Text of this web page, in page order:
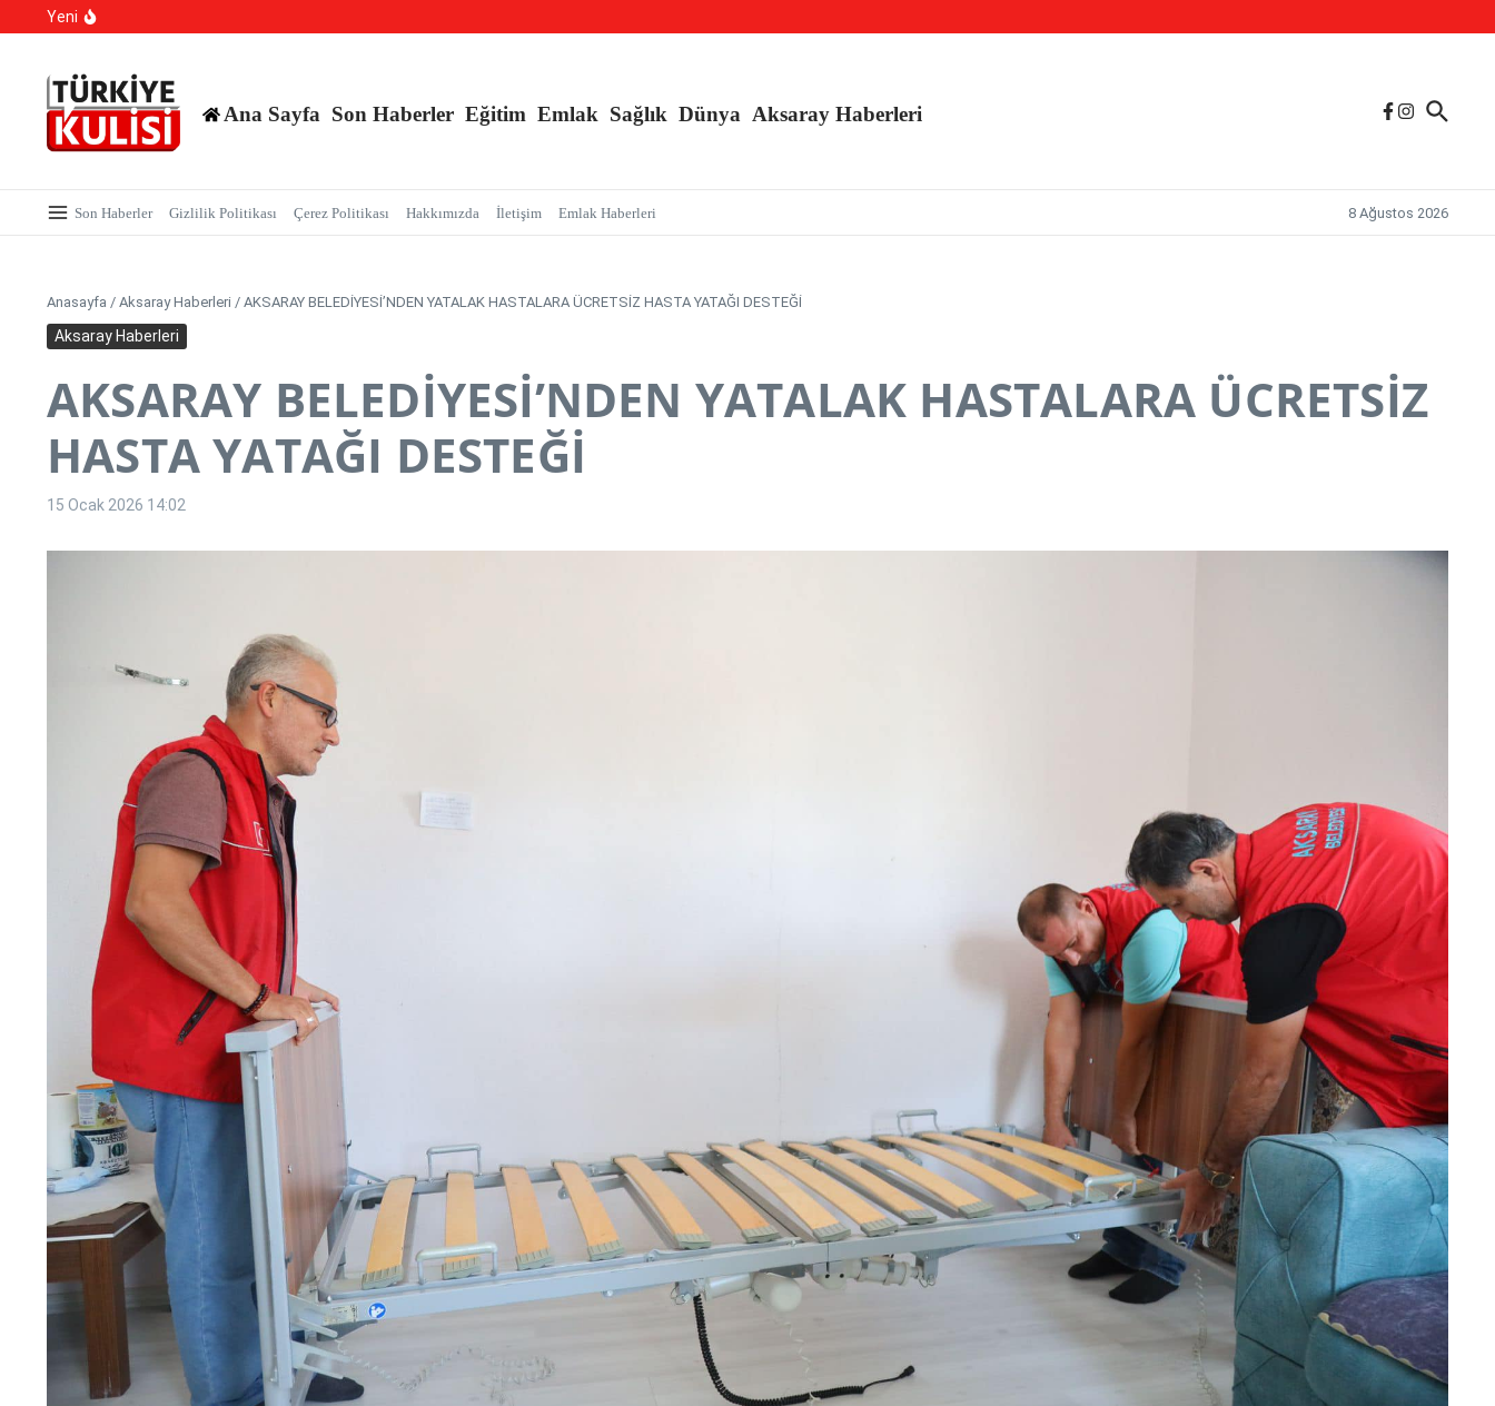
İçeriğe atla
Yeni
Hastaneye Gitmeden Tedavi Dönemi: Uzaktan Muayenede Branş Sayısı Artırıldı
Ana Sayfa Son Haberler Eğitim Emlak Sağlık Dünya Aksaray Haberleri
Son Haberler Gizlilik Politikası Çerez Politikası Hakkımızda İletişim Emlak Haberleri 8 Ağustos 2026
Anasayfa / Aksaray Haberleri / AKSARAY BELEDİYESİ’NDEN YATALAK HASTALARA ÜCRETSİZ HASTA YATAĞI DESTEĞİ
Aksaray Haberleri
AKSARAY BELEDİYESİ’NDEN YATALAK HASTALARA ÜCRETSİZ
HASTA YATAĞI DESTEĞİ
15 Ocak 2026 14:02